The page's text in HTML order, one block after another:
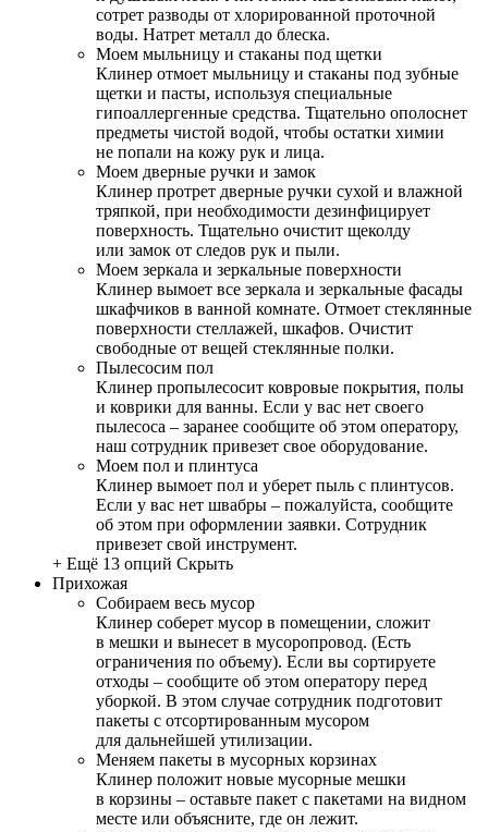
сотрет разводы от хлорированной проточной
воды. Натрет металл до блеска.
Моем мыльницу и стаканы под щетки
Клинер отмоет мыльницу и стаканы под зубные
щетки и пасты, используя специальные
гипоаллергенные средства. Тщательно ополоснет
предметы чистой водой, чтобы остатки химии
не попали на кожу рук и лица.
Моем дверные ручки и замок
Клинер протрет дверные ручки сухой и влажной
тряпкой, при необходимости дезинфицирует
поверхность. Тщательно очистит щеколду
или замок от следов рук и пыли.
Моем зеркала и зеркальные поверхности
Клинер вымоет все зеркала и зеркальные фасады
шкафчиков в ванной комнате. Отмоет стеклянные
поверхности стеллажей, шкафов. Очистит
свободные от вещей стеклянные полки.
Пылесосим пол
Клинер пропылесосит ковровые покрытия, полы
и коврики для ванны. Если у вас нет своего
пылесоса – заранее сообщите об этом оператору,
наш сотрудник привезет свое оборудование.
Моем пол и плинтуса
Клинер вымоет пол и уберет пыль с плинтусов.
Если у вас нет швабры – пожалуйста, сообщите
об этом при оформлении заявки. Сотрудник
привезет свой инструмент.
+ Ещё 13 опций Скрыть
Прихожая
Собираем весь мусор
Клинер соберет мусор в помещении, сложит
в мешки и вынесет в мусоропровод. (Есть
ограничения по объему). Если вы сортируете
отходы – сообщите об этом оператору перед
уборкой. В этом случае сотрудник подготовит
пакеты с отсортированным мусором
для дальнейшей утилизации.
Меняем пакеты в мусорных корзинах
Клинер положит новые мусорные мешки
в корзины – оставьте пакет с пакетами на видном
месте или объясните, где он лежит.